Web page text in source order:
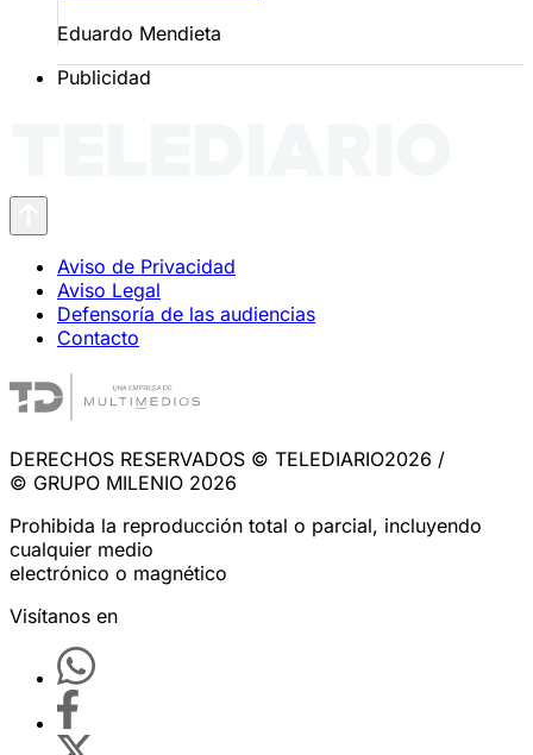
Eduardo Mendieta
Publicidad
Aviso de Privacidad
Aviso Legal
Defensoría de las audiencias
Contacto
DERECHOS RESERVADOS © TELEDIARIO2026 /
© GRUPO MILENIO 2026
Prohibida la reproducción total o parcial, incluyendo
cualquier medio
electrónico o magnético
Visítanos en